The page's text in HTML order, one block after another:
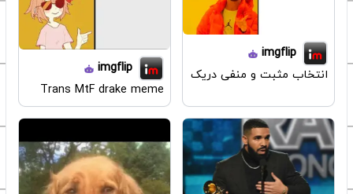
imgflip
انتخاب مثبت و منفی دریک
imgflip
Trans MtF drake meme